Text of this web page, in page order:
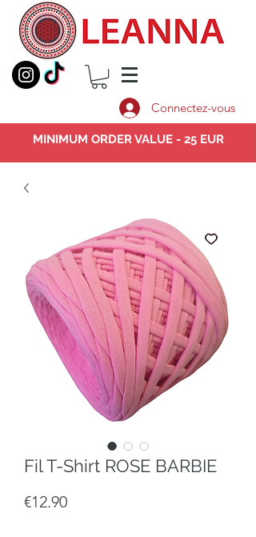
Connectez-vous
MINIMUM ORDER VALUE - 25 EUR
Fil T-Shirt ROSE BARBIE
€12.90Price